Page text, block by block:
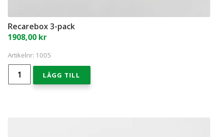
Recarebox 3-pack
1908,00 kr
Artikelnr: 1005
Recarebox
pack
LÄGG TILL